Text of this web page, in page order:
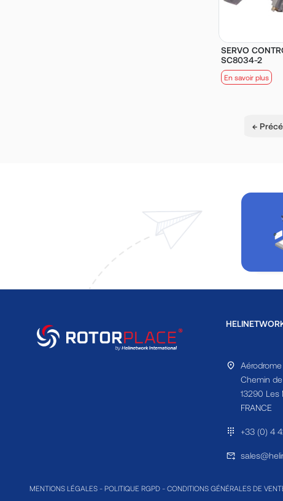
SERVO
SC8034-2
En savoir plus
←
Chemin
13290 Les
FRANCE
+33 (0) 4
MENTIONS LÉGALES - POLITIQUE RGPD - CONDITIONS GÉNÉRALES DE